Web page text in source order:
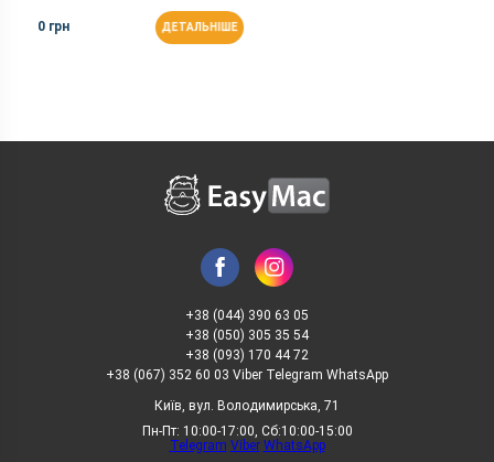
Standing Cover (Black)
0 грн
ДЕТАЛЬНІШЕ
+38 (044) 390 63 05
+38 (050) 305 35 54
+38 (093) 170 44 72
+38 (067) 352 60 03 Viber Telegram WhatsApp
Київ, вул. Володимирська, 71
Пн-Пт: 10:00-17:00, Сб:10:00-15:00
Telegram Viber WhatsApp